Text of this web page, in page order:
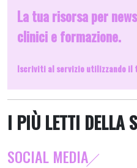
La tua risorsa per
clinici e formazione.
Iscriviti al servizio utilizzando il
I PIÙ LETTI DELLA
SOCIAL MEDIA